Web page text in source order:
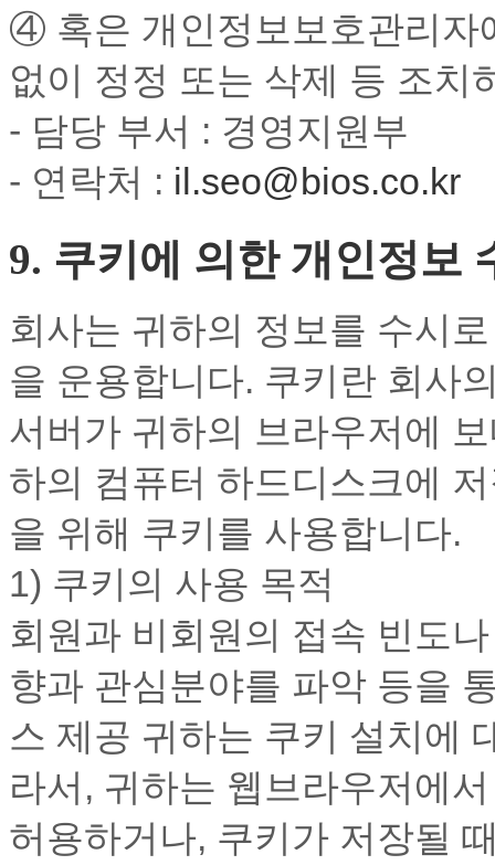
④ 혹은 개인정보보호관리자
없이 정정 또는 삭제 등 조치
- 담당 부서 : 경영지원부
- 연락처 : il.seo@bios.co.kr
9. 쿠키에 의한 개인정보
회사는 귀하의 정보를 수시
을 운용합니다. 쿠키란 회사
서버가 귀하의 브라우저에
하의 컴퓨터 하드디스크에
을 위해 쿠키를 사용합니다.
1) 쿠키의 사용 목적
회원과 비회원의 접속 빈도
향과 관심분야를 파악 등을
스 제공 귀하는 쿠키 설치에
라서, 귀하는 웹브라우저에
허용하거나, 쿠키가 저장될